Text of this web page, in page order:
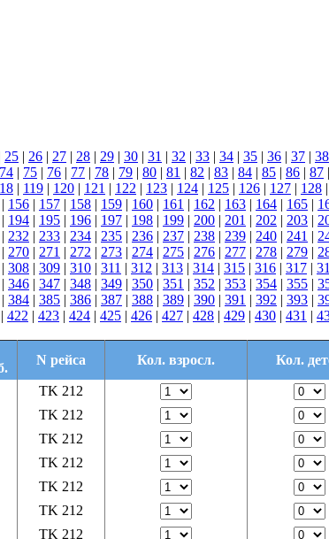
25 | 26 | 27 | 28 | 29 | 30 | 31 | 32 | 33 | 34 | 35 | 36 | 37 | 38
74 | 75 | 76 | 77 | 78 | 79 | 80 | 81 | 82 | 83 | 84 | 85 | 86 | 87 |
| 119 | 120 | 121 | 122 | 123 | 124 | 125 | 126 | 127 | 128 |
| 156 | 157 | 158 | 159 | 160 | 161 | 162 | 163 | 164 | 165 |
| 194 | 195 | 196 | 197 | 198 | 199 | 200 | 201 | 202 | 203 |
| 232 | 233 | 234 | 235 | 236 | 237 | 238 | 239 | 240 | 241 |
| 270 | 271 | 272 | 273 | 274 | 275 | 276 | 277 | 278 | 279 |
| 308 | 309 | 310 | 311 | 312 | 313 | 314 | 315 | 316 | 317 |
| 346 | 347 | 348 | 349 | 350 | 351 | 352 | 353 | 354 | 355 |
| 384 | 385 | 386 | 387 | 388 | 389 | 390 | 391 | 392 | 393 |
| 422 | 423 | 424 | 425 | 426 | 427 | 428 | 429 | 430 | 431 |
N рейса Кол. взросл. Кол.
TK 212
TK 212
TK 212
TK 212
TK 212
TK 212
TK 212